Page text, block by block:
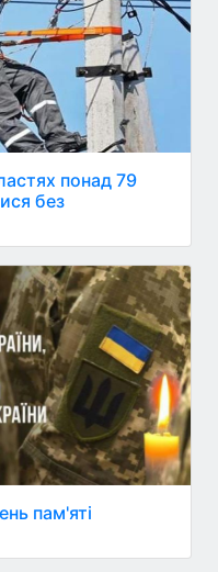
понад 79
без
пам'яті